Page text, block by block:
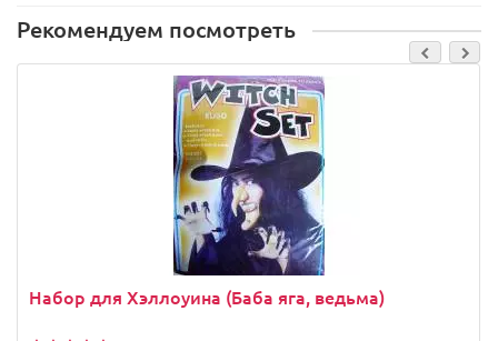
Рекомендуем посмотреть
Набор для Хэллоуина (Баба яга, ведьма)